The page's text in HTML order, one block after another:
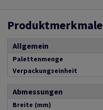
Produktmerkmale
Allgemein
Palettenmenge
Verpackungseinheit
Abmessungen
Breite (mm)